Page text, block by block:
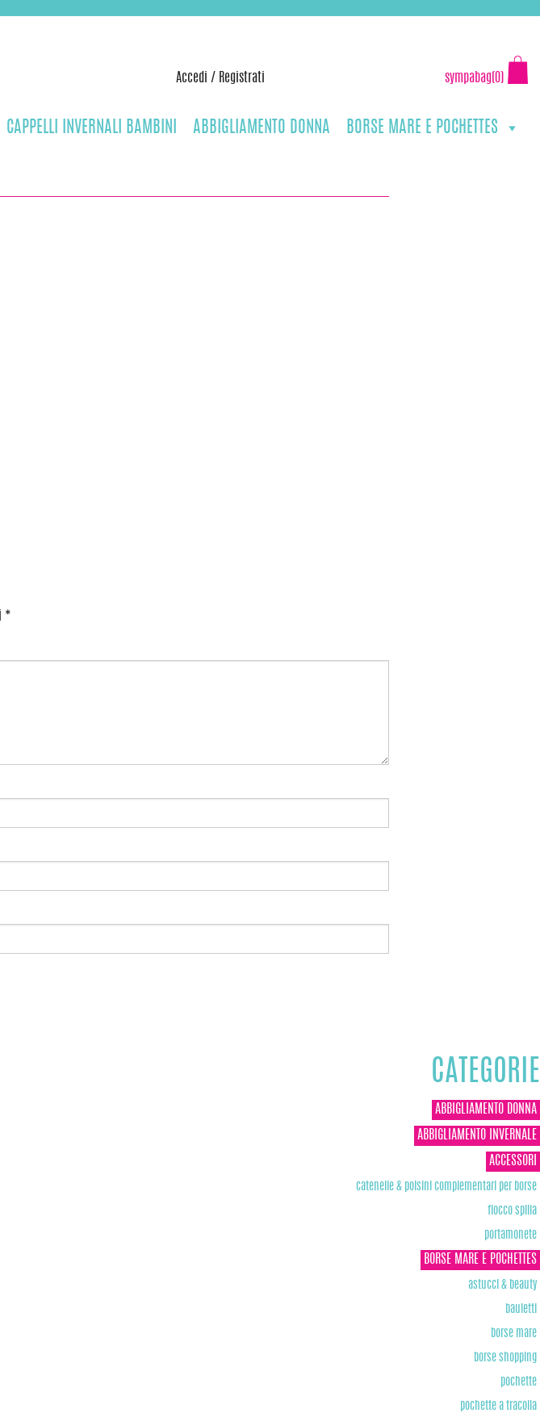
Accedi / Registrati sympabag(0)
CAPPELLI INVERNALI BAMBINI ABBIGLIAMENTO DONNA BORSE MARE E POCHETTES
*
CATEGORIE
ABBIGLIAMENTO DONNA
ABBIGLIAMENTO INVERNALE
ACCESSORI
catenelle & polsini complementari per borse
fiocco spilla
portamonete
BORSE MARE E POCHETTES
astucci & beauty
bauletti
borse mare
borse shopping
pochette
pochette a tracolla